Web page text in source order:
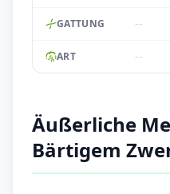
GATTUNG --
ART --
Äußerliche
Bärtigem